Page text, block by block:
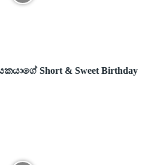
Short & Sweet Birthday